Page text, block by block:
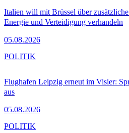
Italien will mit Brüssel über
Energie und Verteidigung verhandeln
05.08.2026
Flughafen Leipzig erneut im Visier:
aus
05.08.2026
POLITIK
POLITIK